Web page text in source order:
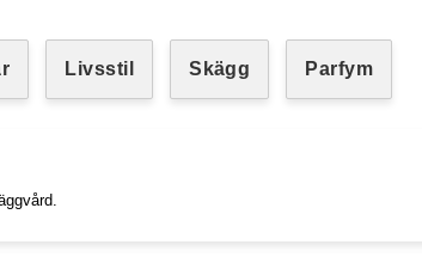
Livsstil Skägg Parfym